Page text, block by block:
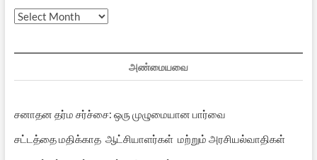
சட்டத்தை மதிக்காத ஆட்சியாளர்கள் மற்றும் அரசியல்வாதிகள்
திராவிட மாடல் ஆட்சியில் நடைபெற்ற ஊழல்கள் கற்பனையா ?
சக்தி தத்துவம் – ஜடாயு உரை